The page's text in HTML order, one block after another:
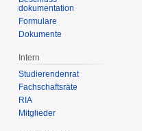
dokumentation
Formulare
Dokumente
Intern
Studierendenrat
Fachschaftsräte
RIA
Mitglieder